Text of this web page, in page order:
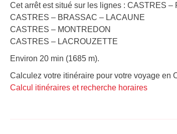
Cet arrêt est situé sur les lignes : CASTRES
CASTRES – BRASSAC – LACAUNE
CASTRES – MONTREDON
CASTRES – LACROUZETTE
Environ 20 min (1685 m).
Calculez votre itinéraire pour votre voyage en
Calcul itinéraires et recherche horaires